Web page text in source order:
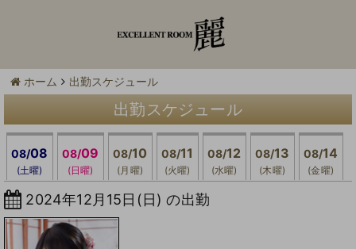
ホーム 出勤スケジュール
出勤スケジュール
08/08
(土曜)
08/09
(日曜)
08/10
(月曜)
08/11
(火曜)
08/12
(水曜)
08/13
(木曜)
08/14
(金曜)
2024年12月15日(日) の出勤